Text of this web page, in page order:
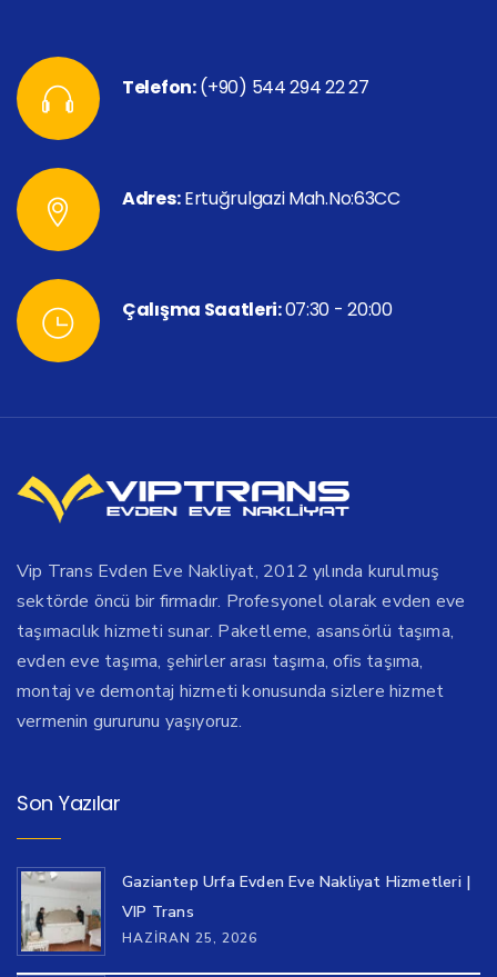
Telefon:(+90) 544 294 22 27
Adres:Ertuğrulgazi Mah.No:63CC
Çalışma Saatleri:07:30 - 20:00
Vip Trans Evden Eve Nakliyat, 2012 yılında kurulmuş
sektörde öncü bir firmadır. Profesyonel olarak evden eve
taşımacılık hizmeti sunar. Paketleme, asansörlü taşıma,
evden eve taşıma, şehirler arası taşıma, ofis taşıma,
montaj ve demontaj hizmeti konusunda sizlere hizmet
vermenin gururunu yaşıyoruz.
Son Yazılar
Gaziantep Urfa Evden Eve Nakliyat Hizmetleri |
VIP Trans
HAZIRAN 25, 2026